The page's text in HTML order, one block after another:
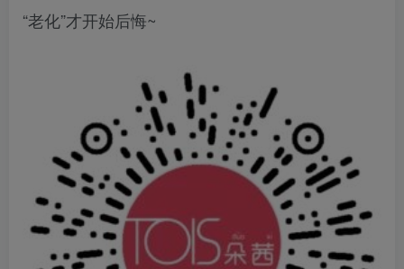
“老化”才开始后悔~